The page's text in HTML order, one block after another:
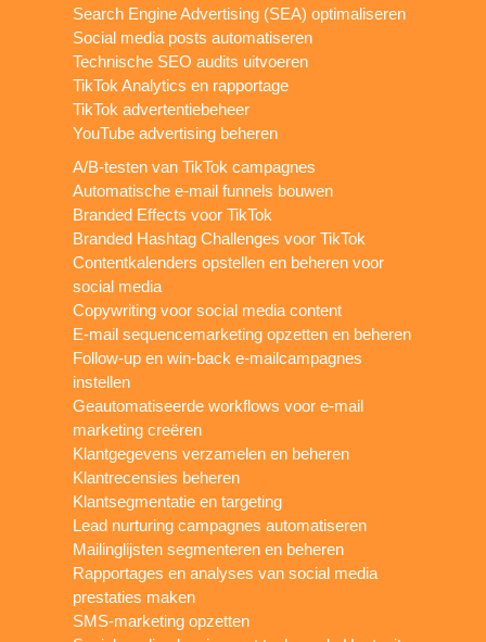
Search Engine Advertising (SEA) optimaliseren
Social media posts automatiseren
Technische SEO audits uitvoeren
TikTok Analytics en rapportage
TikTok advertentiebeheer
YouTube advertising beheren
A/B-testen van TikTok campagnes
Automatische e-mail funnels bouwen
Branded Effects voor TikTok
Branded Hashtag Challenges voor TikTok
Contentkalenders opstellen en beheren voor
social media
Copywriting voor social media content
E-mail sequencemarketing opzetten en beheren
Follow-up en win-back e-mailcampagnes
instellen
Geautomatiseerde workflows voor e-mail
marketing creëren
Klantgegevens verzamelen en beheren
Klantrecensies beheren
Klantsegmentatie en targeting
Lead nurturing campagnes automatiseren
Mailinglijsten segmenteren en beheren
Rapportages en analyses van social media
prestaties maken
SMS-marketing opzetten